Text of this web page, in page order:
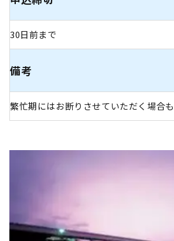
30日前まで
備考
繁忙期にはお断りさせていただく場合も